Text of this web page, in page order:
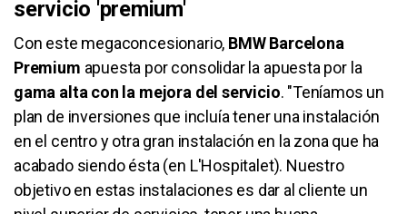
servicio 'premium'
Con este megaconcesionario, BMW Barcelona
Premium apuesta por consolidar la apuesta por la
gama alta con la mejora del servicio. "Teníamos un
plan de inversiones que incluía tener una instalación
en el centro y otra gran instalación en la zona que ha
acabado siendo ésta (en L'Hospitalet). Nuestro
objetivo en estas instalaciones es dar al cliente un